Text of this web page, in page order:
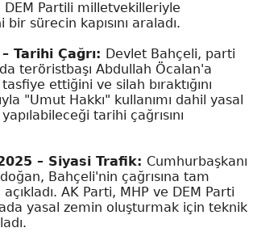
DEM Partili milletvekilleriyle
sürecin kapısını araladı.
Tarihi Çağrı: Devlet Bahçeli, parti
teröristbaşı Abdullah Öcalan'a
ettiğini ve silah bıraktığını
"Umut Hakkı" kullanımı dahil yasal
tarihi çağrısını
– Siyasi Trafik: Cumhurbaşkanı
Bahçeli'nin çağrısına tam
AK Parti, MHP ve DEM Parti
yasal zemin oluşturmak için teknik